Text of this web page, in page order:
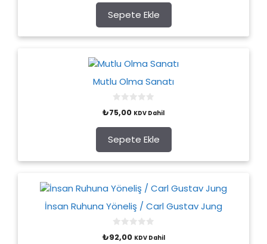
t
o
f
5
Sepete Ekle
Mutlu Olma Sanatı
o
t
o
f
5
₺75,00 KDV Dahil
Sepete Ekle
İnsan Ruhuna Yöneliş / Carl Gustav Jung
o
₺92,00 KDV Dahil